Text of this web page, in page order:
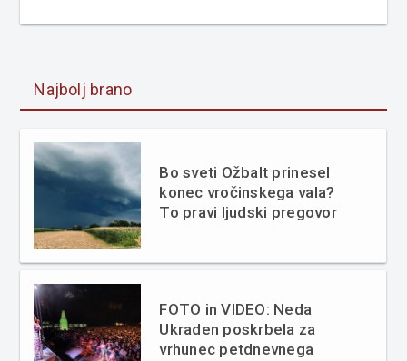
Najbolj brano
Bo sveti Ožbalt prinesel
konec vročinskega vala?
To pravi ljudski pregovor
FOTO in VIDEO: Neda
Ukraden poskrbela za
vrhunec petdnevnega